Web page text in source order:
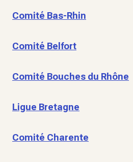
Comité Bas-Rhin
Comité Belfort
Comité Bouches du Rhône
Ligue Bretagne
Comité Charente